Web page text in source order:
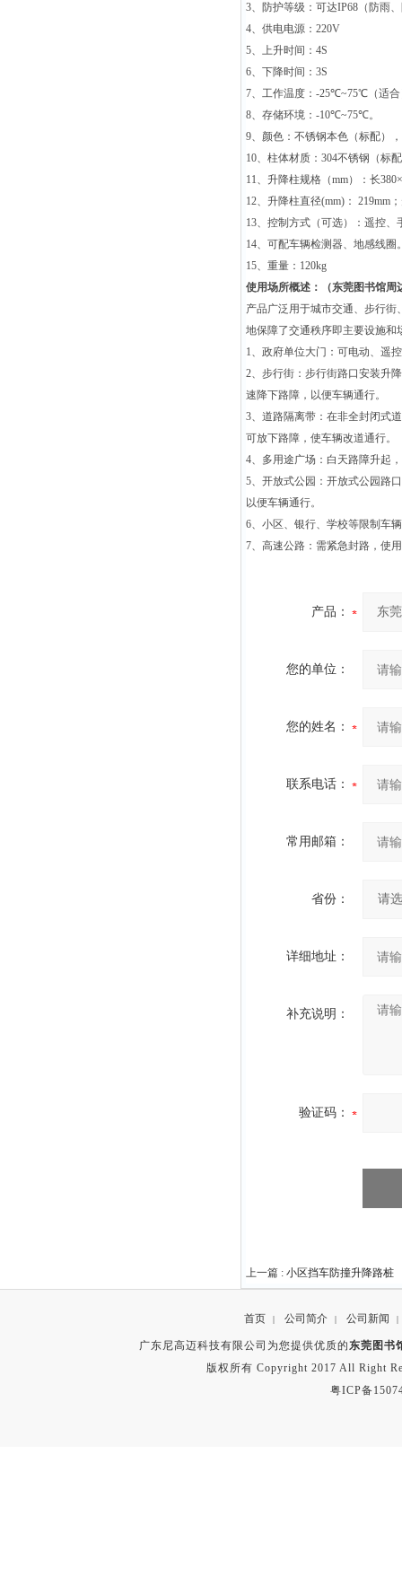
3、防护等级：可达IP68 （防雨
4、供电电源： 220V
5、上升时间： 4S
6、下降时间： 3S
7、工作温度： -25℃~75℃ （适
8、存储环境： -10℃~75℃。
9、颜色：不锈钢本色（标配）
10、柱体材质： 304不锈钢（标
11、升降柱规格（mm）：长380×
12、升降柱直径(mm) ： 219mm
13、控制方式（可选）：遥控
14、可配车辆检测器、地感线圈
15、重量： 120kg
使用场所概述：（东莞图书馆周
产品广泛用于城市交通、步行
地保障了交通秩序即主要设施和
1、政府单位大门：可电动、遥
2、步行街：步行街路口安装升
速降下路障，以便车辆通行。
3、道路隔离带：在非全封闭式
可放下路障，使车辆改道通行。
4、多用途广场：白天路障升起
5、开放式公园：开放式公园路
以便车辆通行。
6、小区、银行、学校等限制车
7、高速公路：需紧急封路，使
产品：
您的单位：
您的姓名：
联系电话：
常用邮箱：
省份：
详细地址：
补充说明：
验证码：
上一篇 : 小区挡车防撞升降路桩
首页 | 公司简介 | 公司新闻 |
广东尼高迈科技有限公司为您提供优质的东莞图书
版权所有 Copyright 2017 All Right
粤ICP备